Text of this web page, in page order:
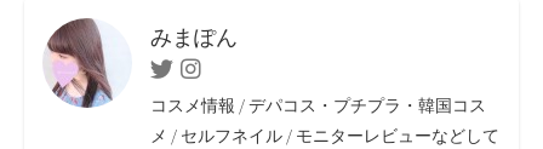
k
k
みまぽん
TwitterInstagram
コスメ情報 / デパコス・プチプラ・韓国コス
メ / セルフネイル / モニターレビューなどして